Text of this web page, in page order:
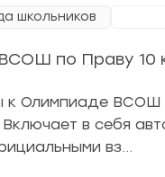
школьников
по Праву 10
к Олимпиаде ВСОШ
Включает в себя
вз…